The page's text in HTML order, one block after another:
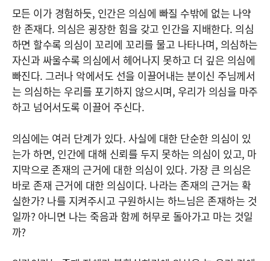
모든 이가 경험하듯, 인간은 의심에 빠질 수밖에 없는 나약
한 존재다. 의심은 굉장한 힘을 갖고 인간을 지배한다. 의심
하면 할수록 의심이 꼬리에 꼬리를 물고 나타나며, 의심하는
자신과 싸울수록 의심에서 헤어나지 못하고 더 깊은 의심에
빠진다. 그러나 악에서도 선을 이끌어내는 분이신 주님께서
는 의심하는 우리를 포기하지 않으시며, 우리가 의심을 마주
하고 넘어서도록 이끌어 주신다.
의심에는 여러 단계가 있다. 사실에 대한 단순한 의심이 있
는가 하면, 인간에 대해 신뢰를 두지 못하는 의심이 있고, 마
지막으로 존재의 근거에 대한 의심이 있다. 가장 큰 의심은
바로 존재 근거에 대한 의심이다. 나라는 존재의 근거는 확
실한가? 나를 지켜주시고 구원하시는 하느님은 존재하는 것
일까? 아니면 나는 죽음과 함께 허무로 돌아가고 마는 것일
까?